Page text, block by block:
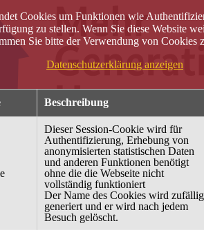
Cookies um Funktionen wie
zu stellen. Wenn Sie diese Website
Sie bitte der Verwendung von Cookies
Datenschutzerklärung anzeigen
Beschreibung
Dieser Session-Cookie wird für
Authentifizierung, Erhebung von
anonymisierten statistischen Daten
und anderen Funktionen benötigt
ohne die die Webseite nicht
vollständig funktioniert
Der Name des Cookies wird zufällig
generiert und er wird nach jedem
Besuch gelöscht.